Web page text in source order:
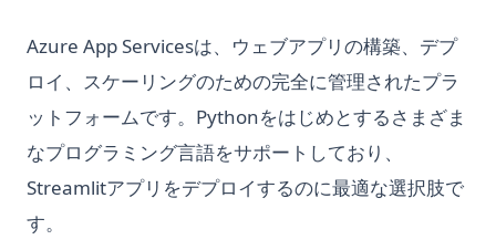
Azure App Servicesは、ウェブアプリの構築、デプ
ロイ、スケーリングのための完全に管理されたプラ
ットフォームです。Pythonをはじめとするさまざま
なプログラミング言語をサポートしており、
Streamlitアプリをデプロイするのに最適な選択肢で
す。